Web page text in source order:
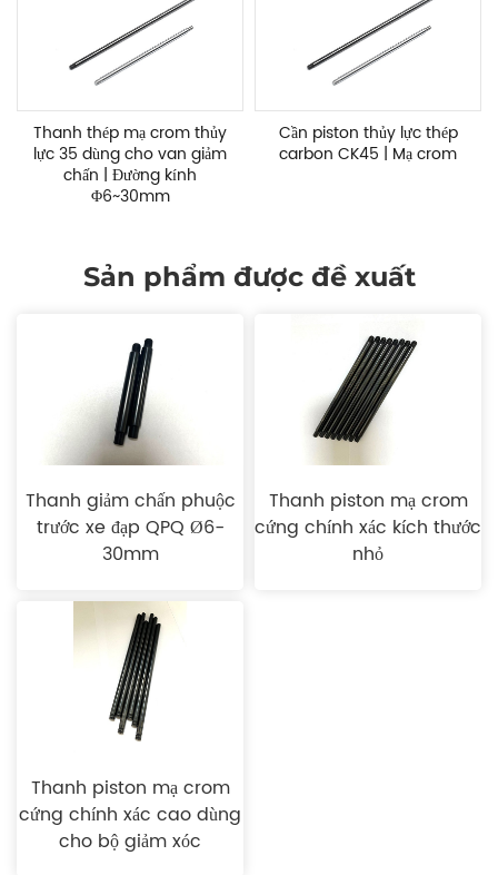
Thanh thép mạ crom thủy
lực 35 dùng cho van giảm
chấn | Đường kính
Φ6~30mm
Cần piston thủy lực thép
carbon CK45 | Mạ crom
Sản phẩm được đề xuất
Thanh giảm chấn phuộc
trước xe đạp QPQ Ø6-
30mm
Thanh piston mạ crom
cứng chính xác kích thước
nhỏ
Thanh piston mạ crom
cứng chính xác cao dùng
cho bộ giảm xóc